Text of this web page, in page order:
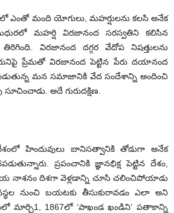
ఎంతో మంది యోగులు, మహర్షులను కలసి అనేక
మధురలో మహర్షి విరజానంద సరస్వతిని కలిసిన
విరజానంద దగ్గర వేదోప నిషత్తులను
ప్రేమతో విరజానంద పెట్టిన పేరు దయానంద
మన సమాజానికి వేద సందేశాన్ని అందించి
అదే గురుదక్షిణ.
హిందువులు బానిసత్వానికి తోడుగా అనేక
ప్రపంచానికి జ్ఞానభిక్ష పెట్టిన దేశం,
నాశనం దిశగా వెళ్లడాన్ని చూసి చలించిపోయాడు
నుంచి బయటకు తీసుకురావడం ఎలా అని
మార్చి1, 1867లో ‘పాఖండ ఖండిని’ పతాకాన్ని